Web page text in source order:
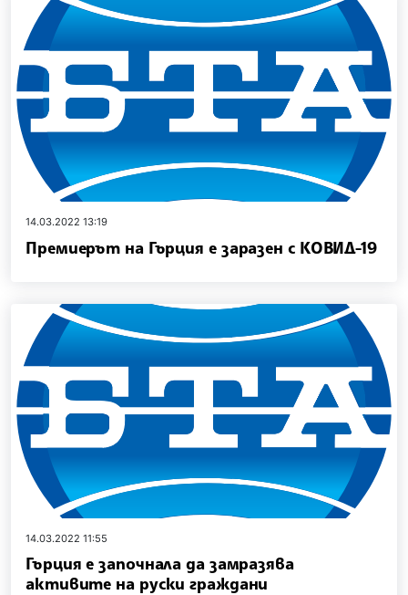
14.03.2022 13:19
Премиерът на Гърция е заразен с КОВИД-19
14.03.2022 11:55
Гърция е започнала да замразява
активите на руски граждани